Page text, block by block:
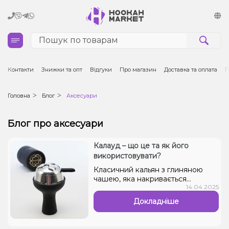
Кальяни
Тютюн для кальяну та кальянні суміші
Аксесуари для кальяну
Електронні сигарети (POD)
Комплектуючі для POD
Контакти Знижки та опт Відгуки Про магазин Доставка та оплата
Головна Блог Аксесуари
Блог про аксесуари
Калауд – що це та як його
використовувати?
Класичний кальян з глиняною
чашею, яка накривається
фольгованим матеріалом,
відходить у минуле, що
поступово витісняється клаудом.
14.04.2025
Докладніше